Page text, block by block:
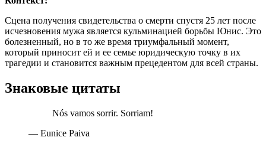
Сцена получения свидетельства о смерти спустя 25 лет после
исчезновения мужа является кульминацией борьбы Юнис. Это
болезненный, но в то же время триумфальный момент,
который приносит ей и ее семье юридическую точку в их
трагедии и становится важным прецедентом для всей страны.
Знаковые цитаты
Nós vamos sorrir. Sorriam!
— Eunice Paiva